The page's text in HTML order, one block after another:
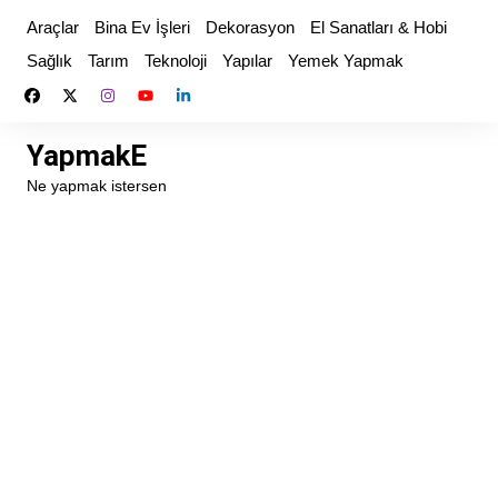
content
Araçlar Bina Ev İşleri Dekorasyon
El Sanatları & Hobi
Sağlık
Tarım Teknoloji Yapılar Yemek Yapmak
YapmakE
Ne yapmak istersen